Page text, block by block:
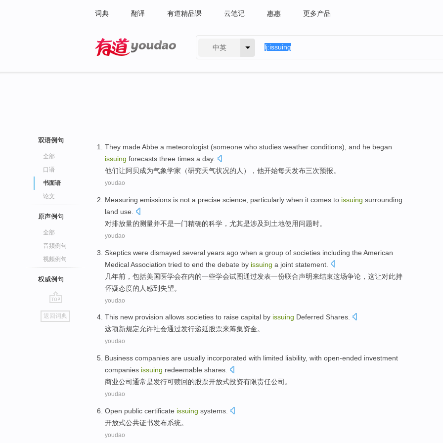
词典 翻译 有道精品课 云笔记 惠惠 更多产品
中英
双语例句
全部
口语
书面语
论文
原声例句
全部
音频例句
视频例句
权威例句
go
top
返回词典
They made Abbe a meteorologist (someone who studies weather conditions), and he began
issuing forecasts three times a day.
他们让阿贝成为气象学家（研究天气状况的人），他开始每天发布三次预报。
youdao
Measuring emissions is not a precise science particularly when it comes to issuing surrounding
land use
对排放量的测量并不是一门精确的科学 ， 尤其是涉及到 土地使用问题时。
youdao
Skeptics were dismayed several years ago when a group of societies including the American
MedicalAssociation tried to end the debate by issuing a joint statement
几年前 ， 包括美国医学会在内的一些学会试图通过发表一份联合声明来结束这场争论，这让对此持
怀疑态度的人感到失望。
youdao
This new provision allows societies to raise capital by issuing Deferred Shares.
这项新规定允许社会通过发行递延股票来筹集资金。
youdao
Business companies are usually incorporated with limited liability, with open-ended investment
companies issuing redeemable shares
商业公司通常是发行可赎回的股票开放式投资有限责任公司。
youdao
Open public certificate issuing systems
开放式公共证书发布系统。
youdao